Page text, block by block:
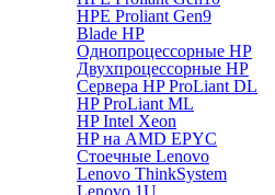
HPE Proliant Gen9
Blade HP
Однопроцессорные HP
Двухпроцессорные HP
Сервера HP ProLiant DL
HP ProLiant ML
HP Intel Xeon
HP на AMD EPYC
Стоечные Lenovo
Lenovo ThinkSystem
Lenovo 1U